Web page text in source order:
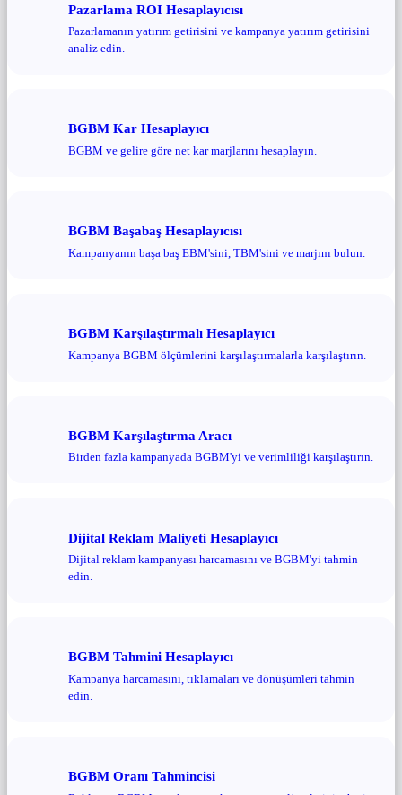
Pazarlama ROI Hesaplayıcısı
Pazarlamanın yatırım getirisini ve kampanya yatırım getirisini
analiz edin.
BGBM Kar Hesaplayıcı
BGBM ve gelire göre net kar marjlarını hesaplayın.
BGBM Başabaş Hesaplayıcısı
Kampanyanın başa baş EBM'sini, TBM'sini ve marjını bulun.
BGBM Karşılaştırmalı Hesaplayıcı
Kampanya BGBM ölçümlerini karşılaştırmalarla karşılaştırın.
BGBM Karşılaştırma Aracı
Birden fazla kampanyada BGBM'yi ve verimliliği karşılaştırın.
Dijital Reklam Maliyeti Hesaplayıcı
Dijital reklam kampanyası harcamasını ve BGBM'yi tahmin
edin.
BGBM Tahmini Hesaplayıcı
Kampanya harcamasını, tıklamaları ve dönüşümleri tahmin
edin.
BGBM Oranı Tahmincisi